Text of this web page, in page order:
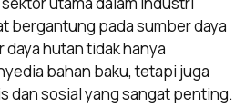
bergantung pada sumber daya
hutan tidak hanya
bahan baku, tetapi juga
dan sosial yang sangat penting.